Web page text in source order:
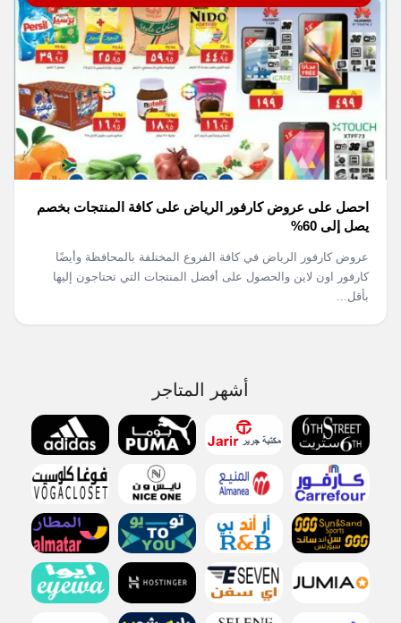
احصل على عروض كارفور الرياض على كافة المنتجات بخصم
يصل إلى 60%
عروض كارفور الرياض في كافة الفروع المختلفة بالمحافظة وأيضًا
كارفور اون لاين والحصول على أفضل المنتجات التي تحتاجون إليها
بأقل...
أشهر المتاجر